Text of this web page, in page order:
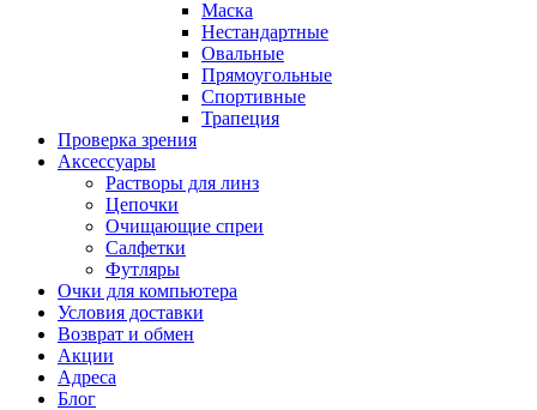
Маска
Нестандартные
Овальные
Прямоугольные
Спортивные
Трапеция
Проверка зрения
Аксессуары
Растворы для линз
Цепочки
Очищающие спреи
Салфетки
Футляры
Очки для компьютера
Условия доставки
Возврат и обмен
Акции
Адреса
Блог